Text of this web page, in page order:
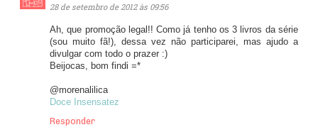
28 de setembro de 2012 às 09:56
Ah, que promoção legal!! Como já tenho os 3 livros da série
(sou muito fã!), dessa vez não participarei, mas ajudo a
divulgar com todo o prazer :)
Beijocas, bom findi =*
@morenalilica
Doce Insensatez
Responder